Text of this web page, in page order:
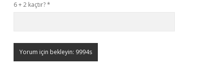
6 + 2 kaçtır?*